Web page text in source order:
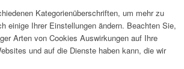
Kategorienüberschriften, um mehr zu
einige Ihrer Einstellungen ändern. Beachten Sie,
Arten von Cookies Auswirkungen auf Ihre
und auf die Dienste haben kann, die wir